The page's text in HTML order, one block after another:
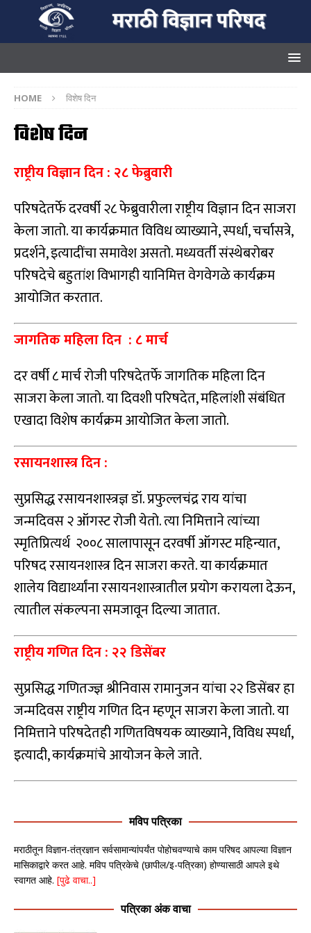
HOME विशेष दिन
विशेष दिन
राष्ट्रीय विज्ञान दिन : २८ फेब्रुवारी
परिषदेतर्फे दरवर्षी २८ फेब्रुवारीला राष्ट्रीय विज्ञान दिन साजरा
केला जातो. या कार्यक्रमात विविध व्याख्याने, स्पर्धा, चर्चासत्रे,
प्रदर्शने, इत्यादींचा समावेश असतो. मध्यवर्ती संस्थेबरोबर
परिषदेचे बहुतांश विभागही यानिमित्त वेगवेगळे कार्यक्रम
आयोजित करतात.
जागतिक महिला दिन : ८ मार्च
दर वर्षी ८ मार्च रोजी परिषदेतर्फे जागतिक महिला दिन
साजरा केला जातो. या दिवशी परिषदेत, महिलांशी संबंधित
एखादा विशेष कार्यक्रम आयोजित केला जातो.
रसायनशास्त्र दिन :
सुप्रसिद्ध रसायनशास्त्रज्ञ डॉ. प्रफुल्लचंद्र राय यांचा
जन्मदिवस २ ऑगस्ट रोजी येतो. त्या निमित्ताने त्यांच्या
स्मृतिप्रित्यर्थ २००८ सालापासून दरवर्षी ऑगस्ट महिन्यात,
परिषद रसायनशास्त्र दिन साजरा करते. या कार्यक्रमात
शालेय विद्यार्थ्यांना रसायनशास्त्रातील प्रयोग करायला देऊन,
त्यातील संकल्पना समजावून दिल्या जातात.
राष्ट्रीय गणित दिन : २२ डिसेंबर
सुप्रसिद्ध गणितज्ज्ञ श्रीनिवास रामानुजन यांचा २२ डिसेंबर हा
जन्मदिवस राष्ट्रीय गणित दिन म्हणून साजरा केला जातो. या
निमित्ताने परिषदेतही गणितविषयक व्याख्याने, विविध स्पर्धा,
इत्यादी, कार्यक्रमांचे आयोजन केले जाते.
मविप पत्रिका
मराठीतून विज्ञान-तंत्रज्ञान सर्वसामान्यांपर्यंत पोहोचवण्याचे काम परिषद आपल्या विज्ञान
मासिकाद्वारे करत आहे. मविप पत्रिकेचे (छापील/इ-पत्रिका) होण्यासाठी आपले इथे
स्वागत आहे. [पुढे वाचा..]
पत्रिका अंक वाचा